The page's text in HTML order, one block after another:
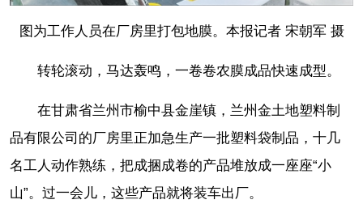
图为工作人员在厂房里打包地膜。本报记者 宋朝军 摄
转轮滚动，马达轰鸣，一卷卷农膜成品快速成型。
在甘肃省兰州市榆中县金崖镇，兰州金土地塑料制
品有限公司的厂房里正加急生产一批塑料袋制品，十几
名工人动作熟练，把成捆成卷的产品堆放成一座座“小
山”。过一会儿，这些产品就将装车出厂。